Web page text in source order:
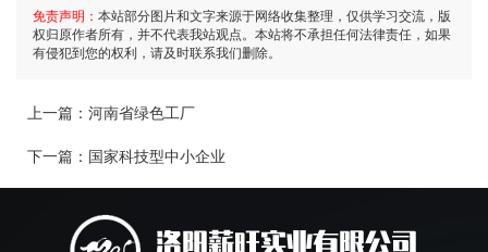
免责声明： 本站部分图片和文字来源于网络收集整理，仅供学习交流，版
权归原作者所有，并不代表我站观点。本站将不承担任何法律责任，如果
有侵犯到您的权利，请及时联系我们删除。
上一篇： 河南省绿色工厂
下一篇： 国家科技型中小企业